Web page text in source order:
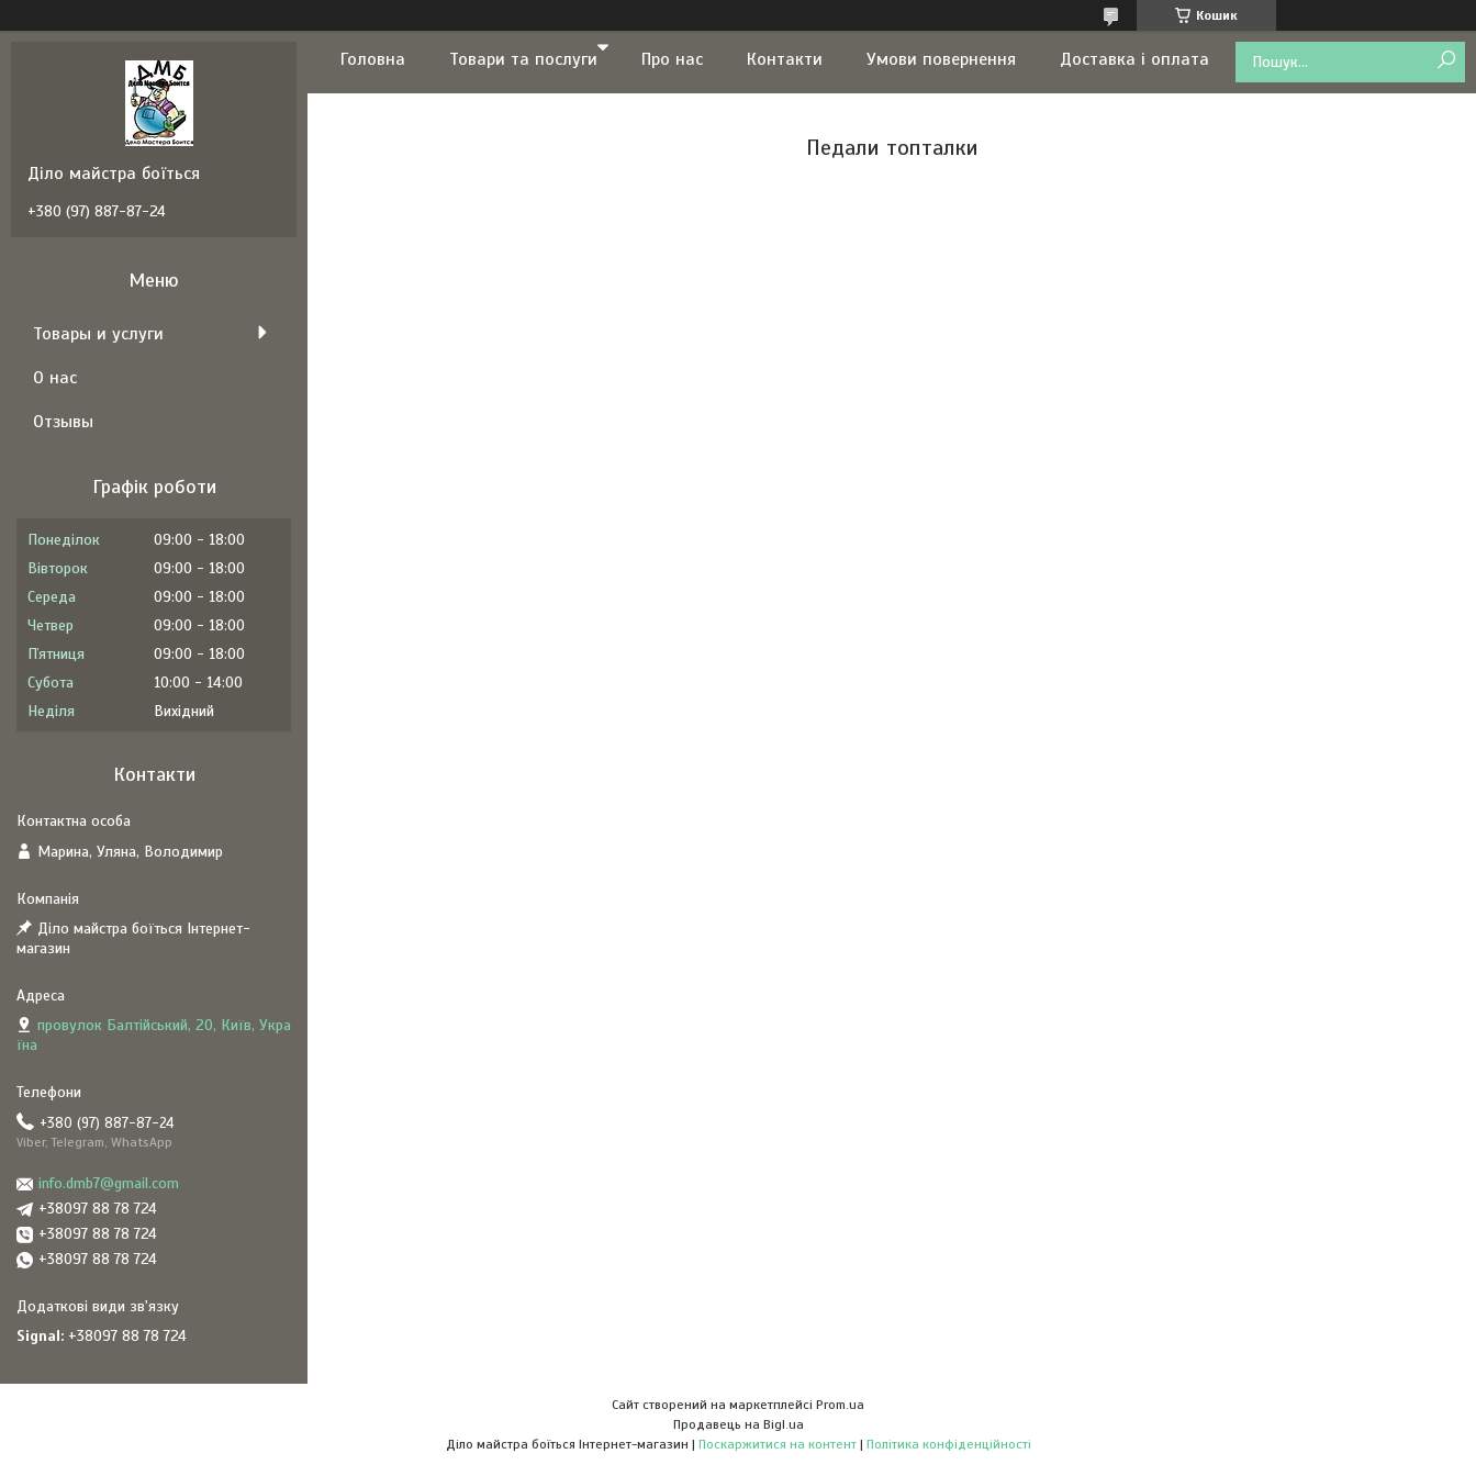
Кошик
Головна Товари та послуги Про нас Контакти Умови повернення Доставка і оплата
Педали топталки
Діло майстра боїться
+380 (97) 887-87-24
Товары и услуги
О нас
Отзывы
Графік роботи
Понеділок 09:00
18:00
Вівторок
09:00
18:00
Середа
09:00
18:00
Четвер
09:00
18:00
Пʼятниця
09:00
18:00
Субота
10:00
14:00
Неділя
Вихідний
Контакти
Марина, Уляна, Володимир
Діло майстра боїться Інтернет-
магазин
провулок Балтійський, 20, Київ, Укра
їна
+380 (97) 887-87-24
Viber, Telegram, WhatsApp
info.dmb7@gmail.com
+38097 88 78 724
+38097 88 78 724
+38097 88 78 724
Signal +38097 88 78 724
Сайт створений на маркетплейсі Prom.ua
Продавець на Bigl.ua
Діло майстра боїться Інтернет-магазин | Поскаржитися на контент | Політика конфіденційності